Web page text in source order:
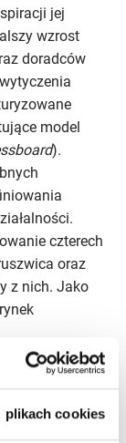
plikach cookies
jej
wzrost
doradców
model
).
czterech
oraz
z nich. Jako